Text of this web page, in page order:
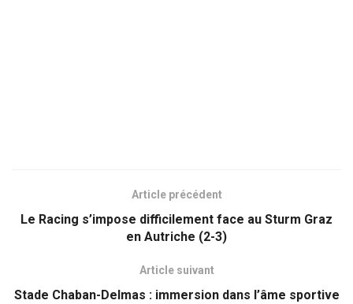
Article précédent
Le Racing s’impose difficilement face au Sturm Graz
en Autriche (2-3)
Article suivant
Stade Chaban-Delmas : immersion dans l’âme sportive